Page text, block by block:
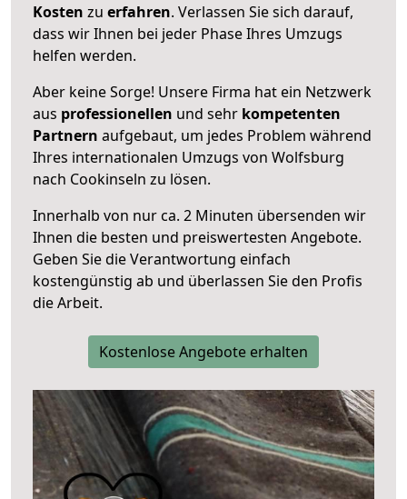
Kosten zu erfahren. Verlassen Sie sich darauf,
dass wir Ihnen bei jeder Phase Ihres Umzugs
helfen werden.
Aber keine Sorge! Unsere Firma hat ein Netzwerk
aus professionellen und sehr kompetenten
Partnern aufgebaut, um jedes Problem während
Ihres internationalen Umzugs von Wolfsburg
nach Cookinseln zu lösen.
Innerhalb von nur ca. 2 Minuten übersenden wir
Ihnen die besten und preiswertesten Angebote.
Geben Sie die Verantwortung einfach
kostengünstig ab und überlassen Sie den Profis
die Arbeit.
Kostenlose Angebote erhalten